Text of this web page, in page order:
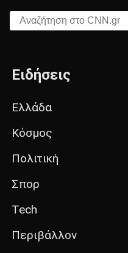
Αναζήτηση στο CNN.gr
Ειδήσεις
Ελλάδα
Κόσμος
Πολιτική
Σπορ
Tech
Περιβάλλον